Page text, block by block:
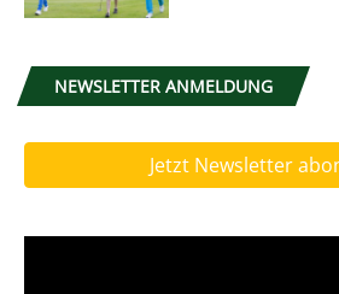
NEWSLETTER ANMELDUNG
Jetzt Newsletter